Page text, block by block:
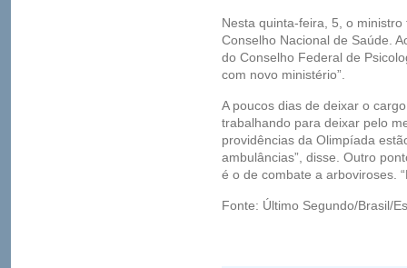
Nesta quinta-feira, 5, o
Conselho Nacional de Saúde.
do Conselho Federal de
com novo ministério”.
A poucos dias de deixar o
trabalhando para deixar pelo
providências da Olimpíada
ambulâncias”, disse. Outro
é o de combate a arboviroses.
Fonte: Último Segundo/Brasil/